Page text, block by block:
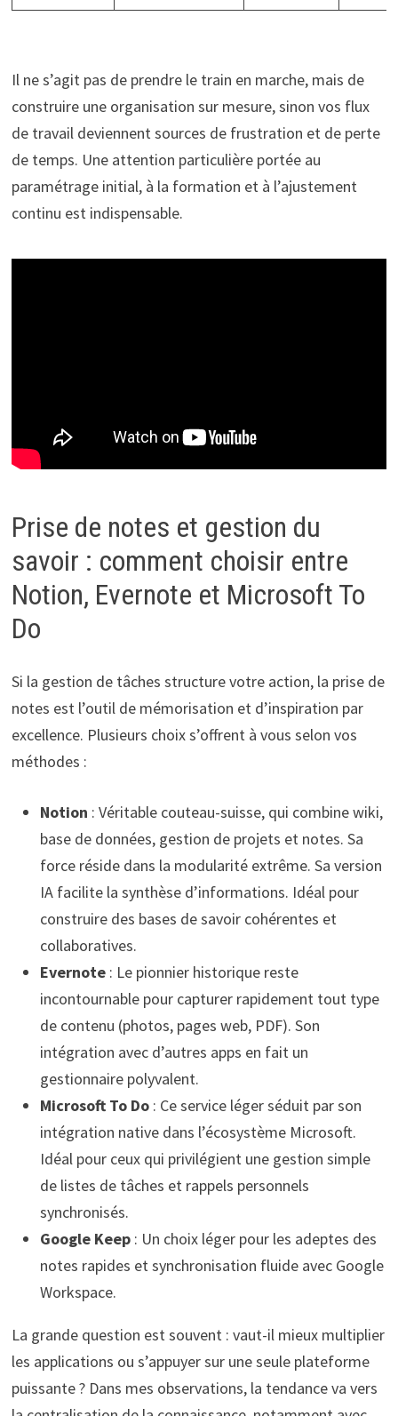
Il ne s’agit pas de prendre le train en marche, mais de
construire une organisation sur mesure, sinon vos flux
de travail deviennent sources de frustration et de perte
de temps. Une attention particulière portée au
paramétrage initial, à la formation et à l’ajustement
continu est indispensable.
Prise de notes et gestion du
savoir : comment choisir entre
Notion, Evernote et Microsoft To
Do
Si la gestion de tâches structure votre action, la prise de
notes est l’outil de mémorisation et d’inspiration par
excellence. Plusieurs choix s’offrent à vous selon vos
méthodes :
Notion : Véritable couteau-suisse, qui combine wiki,
base de données, gestion de projets et notes. Sa
force réside dans la modularité extrême. Sa version
IA facilite la synthèse d’informations. Idéal pour
construire des bases de savoir cohérentes et
collaboratives.
Evernote: Le pionnier historique reste
incontournable pour capturer rapidement tout type
de contenu (photos, pages web, PDF). Son
intégration avec d’autres apps en fait un
gestionnaire polyvalent.
Microsoft To Do: Ce service léger séduit par son
intégration native dans l’écosystème Microsoft.
Idéal pour ceux qui privilégient une gestion simple
de listes de tâches et rappels personnels
synchronisés.
Google Keep: Un choix léger pour les adeptes des
notes rapides et synchronisation fluide avec Google
Workspace.
La grande question est souvent : vaut-il mieux multiplier
les applications ou s’appuyer sur une seule plateforme
puissante ? Dans mes observations, la tendance va vers